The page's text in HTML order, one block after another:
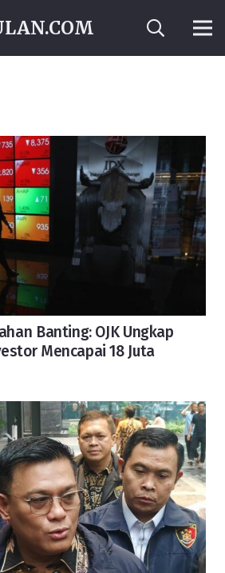
Banting: OJK Ungkap
Mencapai 18 Juta